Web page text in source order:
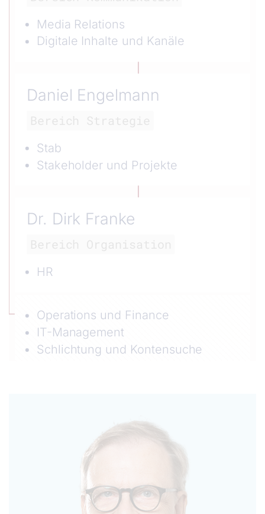
Media Relations
Digitale Inhalte und Kanäle
Daniel Engelmann
Stab
Stakeholder und Projekte
Dr. Dirk Franke
HR
Operations und Finance
IT-Management
Schlichtung und Kontensuche